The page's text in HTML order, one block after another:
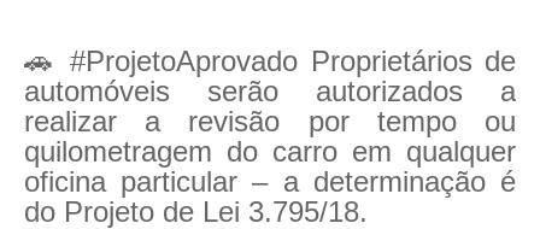
🚗 #ProjetoAprovado Proprietários de
automóveis serão autorizados a
realizar a revisão por tempo ou
quilometragem do carro em qualquer
oficina particular – a determinação é
do Projeto de Lei 3.795/18.